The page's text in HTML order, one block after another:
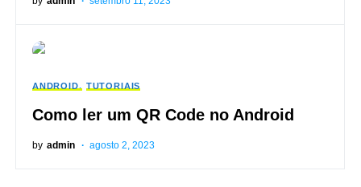
ANDROID TUTORIAIS
Como ler um QR Code no Android
by admin agosto 2, 2023